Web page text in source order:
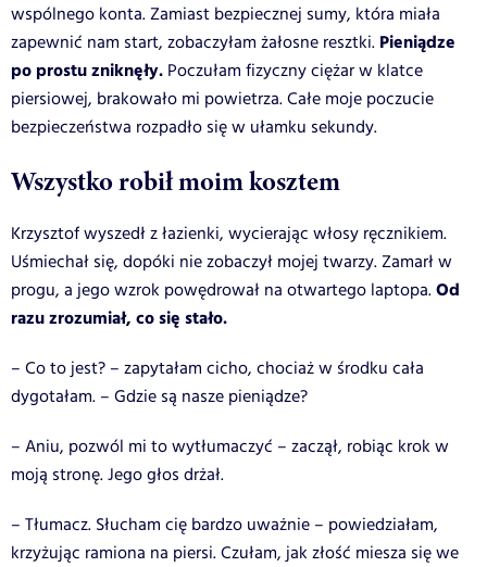
wspólnego konta. Zamiast bezpiecznej sumy, która miała
zapewnić nam start, zobaczyłam żałosne resztki. Pieniądze
po prostu zniknęły. Poczułam fizyczny ciężar w klatce
piersiowej, brakowało mi powietrza. Całe moje poczucie
bezpieczeństwa rozpadło się w ułamku sekundy.
Wszystko robił moim kosztem
Krzysztof wyszedł z łazienki, wycierając włosy ręcznikiem.
Uśmiechał się, dopóki nie zobaczył mojej twarzy. Zamarł w
progu, a jego wzrok powędrował na otwartego laptopa.Od
razu zrozumiał, co się stało.
– Co to jest? – zapytałam cicho, chociaż w środku cała
dygotałam. – Gdzie są nasze pieniądze?
– Aniu, pozwól mi to wytłumaczyć – zaczął, robiąc krok w
moją stronę. Jego głos drżał.
– Tłumacz. Słucham cię bardzo uważnie – powiedziałam,
krzyżując ramiona na piersi. Czułam, jak złość miesza się we